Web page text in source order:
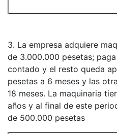
3. La empresa adquiere
de 3.000.000 pesetas;
contado y el resto queda
pesetas a 6 meses y las
18 meses. La maquinaria
años y al final de este
de 500.000 pesetas